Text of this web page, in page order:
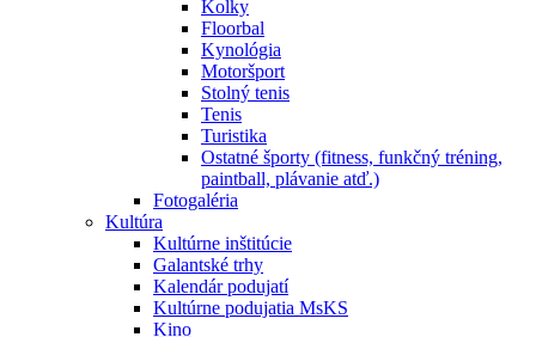
Kolky
Floorbal
Kynológia
Motoršport
Stolný tenis
Tenis
Turistika
Ostatné športy (fitness, funkčný tréning,
paintball, plávanie atď.)
Fotogaléria
Kultúra
Kultúrne inštitúcie
Galantské trhy
Kalendár podujatí
Kultúrne podujatia MsKS
Kino